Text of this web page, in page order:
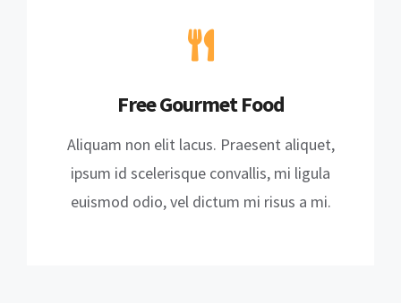
Free Gourmet Food
Aliquam non elit lacus. Praesent aliquet,
ipsum id scelerisque convallis, mi ligula
euismod odio, vel dictum mi risus a mi.